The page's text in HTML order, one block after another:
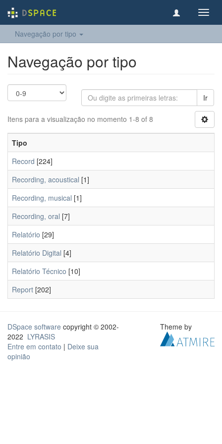
Navegação por tipo
Navegação por tipo
Ir
Itens para a visualização no momento 1-8 of 8
Tipo
Record [224]
Recording, acoustical [1]
Recording, musical [1]
Recording, oral [7]
Relatório [29]
Relatório Digital [4]
Relatório Técnico [10]
Report [202]
DSpace software copyright © 2002-
2022 LYRASIS
Entre em contato | Deixe sua
opinião
Theme by